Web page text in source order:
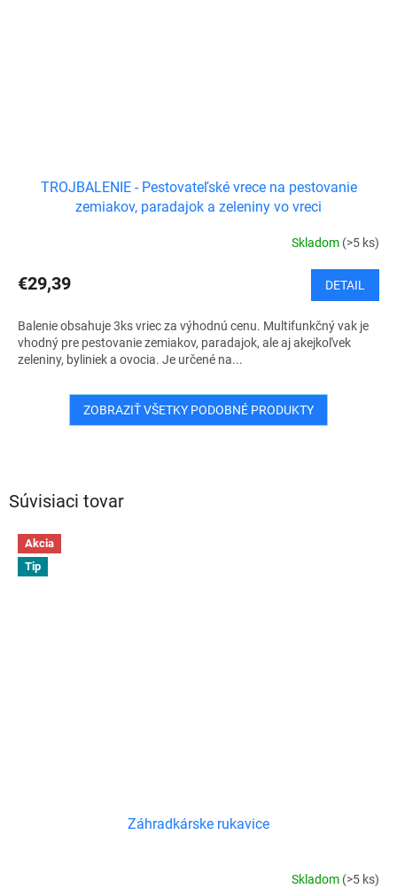
Súvisiaci tovar
Akcia
Tip
Záhradkárske rukavice
Skladom (>5 ks)
TROJBALENIE - Pestovateľské vrece na pestovanie
zemiakov, paradajok a zeleniny vo vreci
Skladom (>5 ks)
€29,39 DETAIL
Balenie obsahuje 3ks vriec za výhodnú cenu. Multifunkčný vak je
vhodný pre pestovanie zemiakov, paradajok, ale aj akejkoľvek
zeleniny, byliniek a ovocia. Je určené na...
ZOBRAZIŤ VŠETKY PODOBNÉ PRODUKTY